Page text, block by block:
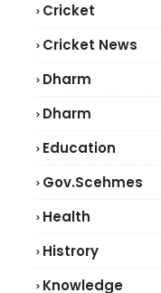
Cricket
Cricket News
Dharm
Dharm
Education
Gov.scehmes
Health
Histrory
Knowledge